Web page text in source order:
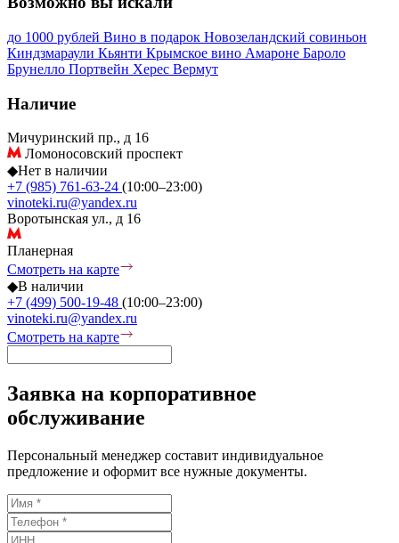
до 1000 рублей Вино в подарок Новозеландский совиньон
Киндзмараули Кьянти Крымское вино Амароне Бароло
Брунелло Портвейн Херес Вермут
Наличие
Мичуринский пр., д 16
Ломоносовский проспект
◆Нет в наличии
+7 (985) 761-63-24 (10:00–23:00)
vinoteki.ru@yandex.ru
Воротынская ул., д 16
Планерная
Смотреть на карте
◆В наличии
+7 (499) 500-19-48 (10:00–23:00)
vinoteki.ru@yandex.ru
Смотреть на карте
Заявка на корпоративное
обслуживание
Персональный менеджер составит индивидуальное
предложение и оформит все нужные документы.